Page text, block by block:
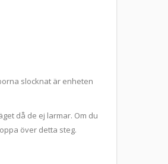
slocknat är enheten
då de ej larmar. Om du
över detta steg.